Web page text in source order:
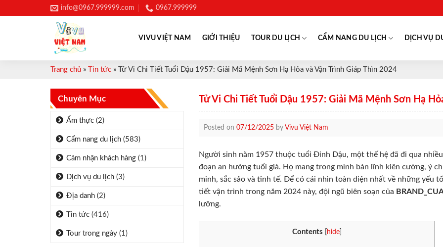
to
info@0967.999999.com 0967.999999
VIVU VIỆT NAM GIỚI THIỆU TOUR DU LỊCH CẨM NANG DU LỊCH DỊCH VỤ
Trang chủ » Tin tức » Tử Vi Chi Tiết Tuổi Dậu 1957: Giải Mã Mệnh Sơn Hạ Hỏa và Vận Trình Giáp Thìn 2024
Chuyên Mục
Ẩm thực (2)
Cẩm nang du lịch (583)
Cảm nhận khách hàng (1)
Dịch vụ du lịch (3)
Địa danh (2)
Tin tức (416)
Tour trong ngày (1)
Tử Vi Chi Tiết Tuổi Dậu 1957: Giải Mã Mệnh Sơn Hạ
Posted on 07/12/2025 by Vivu Việt Nam
Người sinh năm 1957 thuộc tuổi Đinh Dậu, một thế hệ đã đi qua
đoạn an hưởng tuổi già. Họ mang trong mình bản lĩnh kiên cường, ý
minh, sắc sảo và tinh tế. Để có cái nhìn toàn diện nhất về những yếu
tiết vận trình trong năm 2024 này, đội ngũ biên soạn của
lưỡng.
Contents hide]